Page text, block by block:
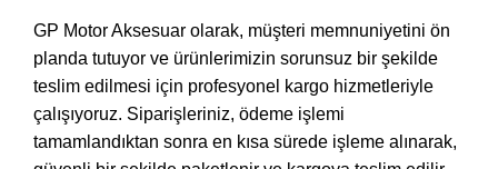
GP Motor Aksesuar olarak, müşteri memnuniyetini ön
planda tutuyor ve ürünlerimizin sorunsuz bir şekilde
teslim edilmesi için profesyonel kargo hizmetleriyle
çalışıyoruz. Siparişleriniz, ödeme işlemi
tamamlandıktan sonra en kısa sürede işleme alınarak,